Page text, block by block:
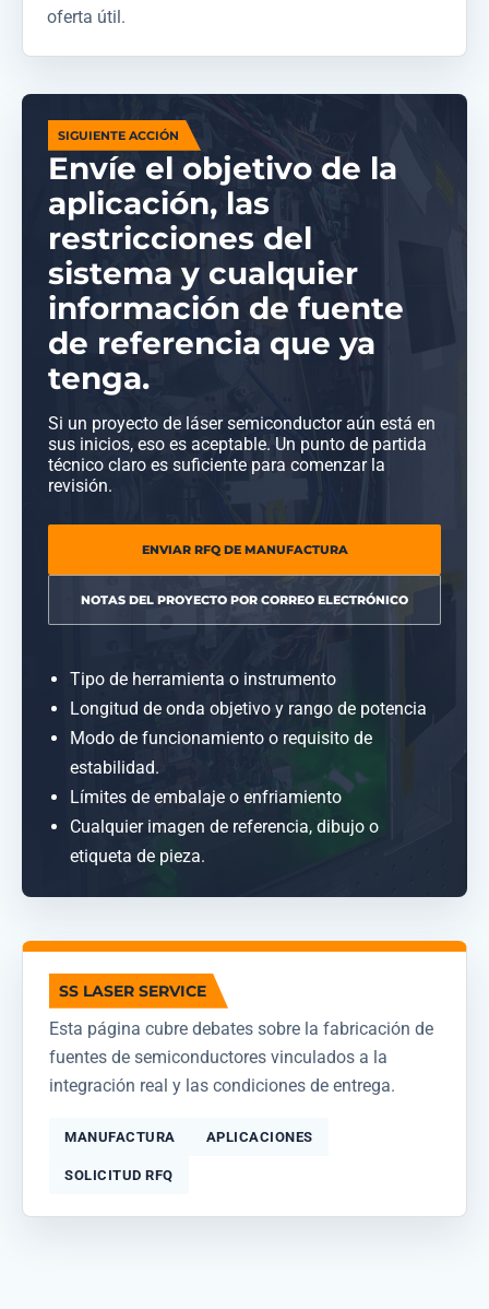
oferta útil.
SIGUIENTE ACCIÓN
Envíe el objetivo de la
aplicación, las
restricciones del
sistema y cualquier
información de fuente
de referencia que ya
tenga.
Si un proyecto de láser semiconductor aún está en
sus inicios, eso es aceptable. Un punto de partida
técnico claro es suficiente para comenzar la
revisión.
ENVIAR RFQ DE MANUFACTURA
NOTAS DEL PROYECTO POR CORREO ELECTRÓNICO
Tipo de herramienta o instrumento
Longitud de onda objetivo y rango de potencia
Modo de funcionamiento o requisito de
estabilidad.
Límites de embalaje o enfriamiento
Cualquier imagen de referencia, dibujo o
etiqueta de pieza.
SS LASER SERVICE
Esta página cubre debates sobre la fabricación de
fuentes de semiconductores vinculados a la
integración real y las condiciones de entrega.
MANUFACTURA APLICACIONES
SOLICITUD RFQ